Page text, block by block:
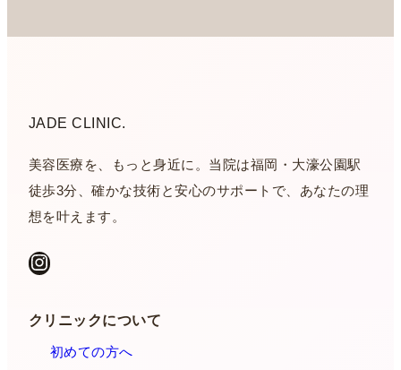
JADE CLINIC.
美容医療を、もっと身近に。当院は福岡・大濠公園駅
徒歩3分、確かな技術と安心のサポートで、あなたの理
想を叶えます。
Instagram
クリニックについて
初めての方へ